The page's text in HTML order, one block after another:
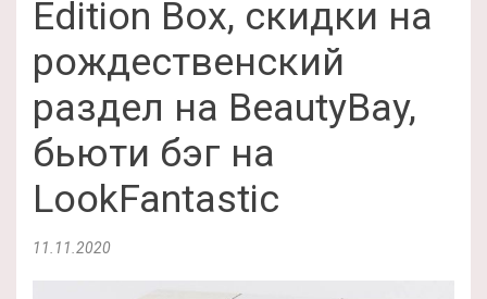
Edition Box, скидки на
рождественский
раздел на BeautyBay,
бьюти бэг на
LookFantastic
11.11.2020